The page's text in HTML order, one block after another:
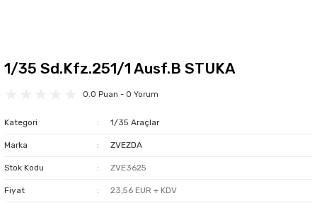
1/35 Sd.Kfz.251/1 Ausf.B STUKA
0.0 Puan - 0 Yorum
Kategori 1/35 Araçlar
Marka ZVEZDA
Stok Kodu ZVE3625
Fiyat 23,56 EUR + KDV